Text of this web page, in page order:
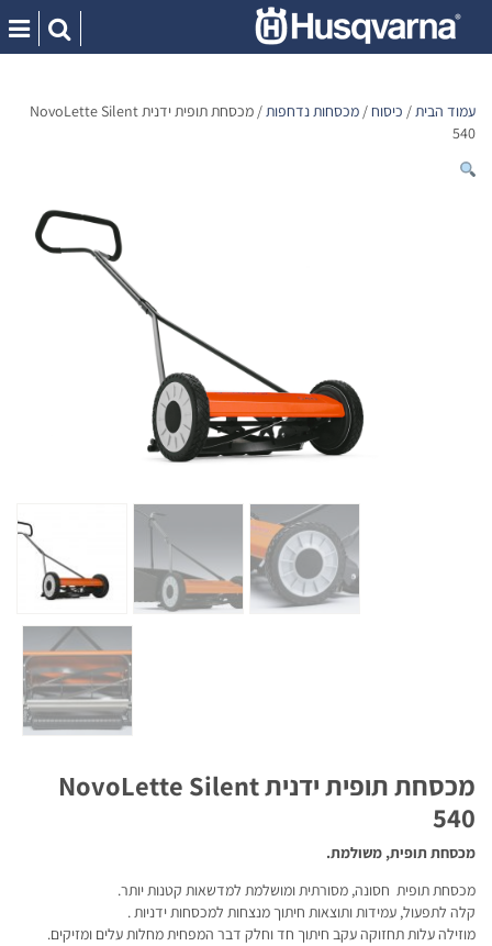
content
עמוד הבית/ כיסוח/ מכסחות נדחפות
/ מכסחת תופית ידנית NovoLette Silent
540
מכסחת תופית ידנית NovoLette Silent
540
מכסחת תופית, משולמת.
מכסחת תופית חסונה, מסורתית ומושלמת למדשאות קטנות יותר.
קלה לתפעול, עמידות ותוצאות חיתוך מנצחות למכסחות ידניות .
מוזילה עלות תחזוקה עקב חיתוך חד וחלק דבר המפחית מחלות עלים ומזיקים.